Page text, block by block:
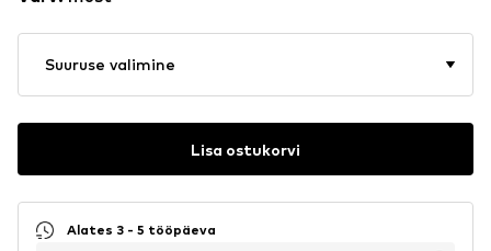
Suuruse valimine
Lisa ostukorvi
Alates 3 - 5 tööpäeva